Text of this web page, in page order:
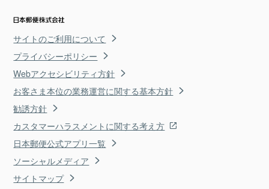
サイトのご利用について
プライバシーポリシー
Webアクセシビリティ方針
お客さま本位の業務運営に関する基本方針
勧誘方針
カスタマーハラスメントに関する考え方
日本郵便公式アプリ一覧
ソーシャルメディア
サイトマップ